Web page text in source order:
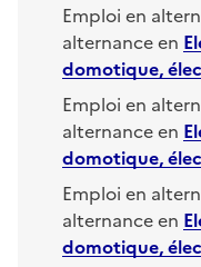
Emploi en
alternance en
domotique,
Emploi en
alternance en
domotique,
Emploi en
alternance en
domotique,